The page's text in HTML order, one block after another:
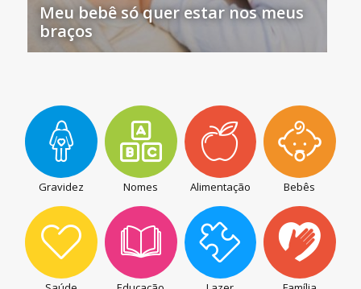
Meu bebê só quer estar nos meus
braços
Gravidez Nomes Alimentação Bebês